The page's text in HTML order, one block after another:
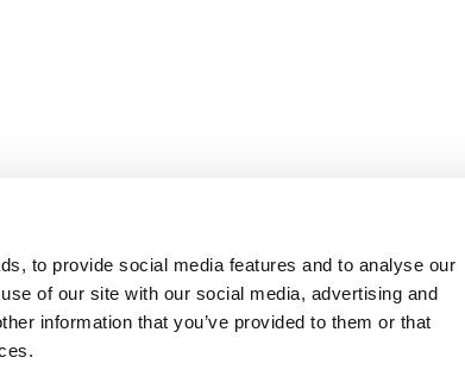
to provide social media features and to analyse our
of our site with our social media, advertising and
information that you’ve provided to them or that